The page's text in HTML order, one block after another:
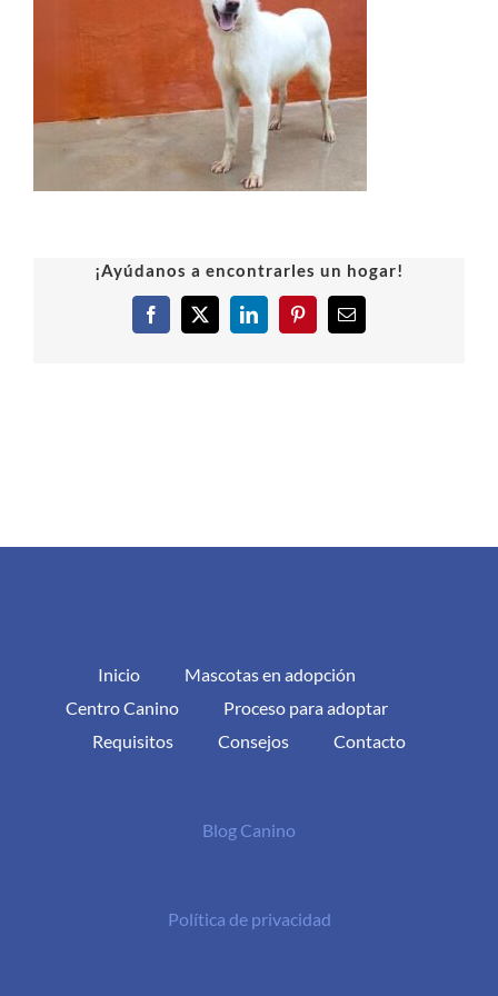
¡Ayúdanos a encontrarles un hogar!
Facebook
X LinkedInPinterestCorreo
Inicio
Mascotas en adopción
Centro Canino
Proceso para adoptar
Requisitos
Consejos Contacto
Blog Canino
Política de privacidad